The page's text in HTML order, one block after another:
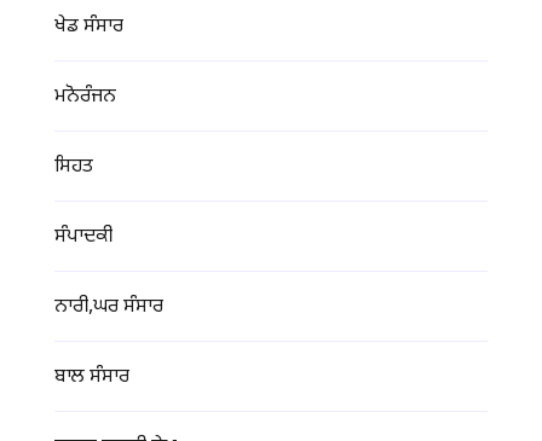
ਖੇਡ ਸੰਸਾਰ
ਮਨੋਰੰਜਨ
ਸਿਹਤ
ਸੰਪਾਦਕੀ
ਨਾਰੀ,ਘਰ ਸੰਸਾਰ
ਬਾਲ ਸੰਸਾਰ